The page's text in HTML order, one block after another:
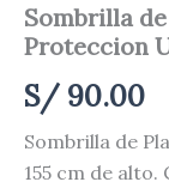
Sombrilla
Proteccion
S/ 90.00
Sombrilla de
155 cm de